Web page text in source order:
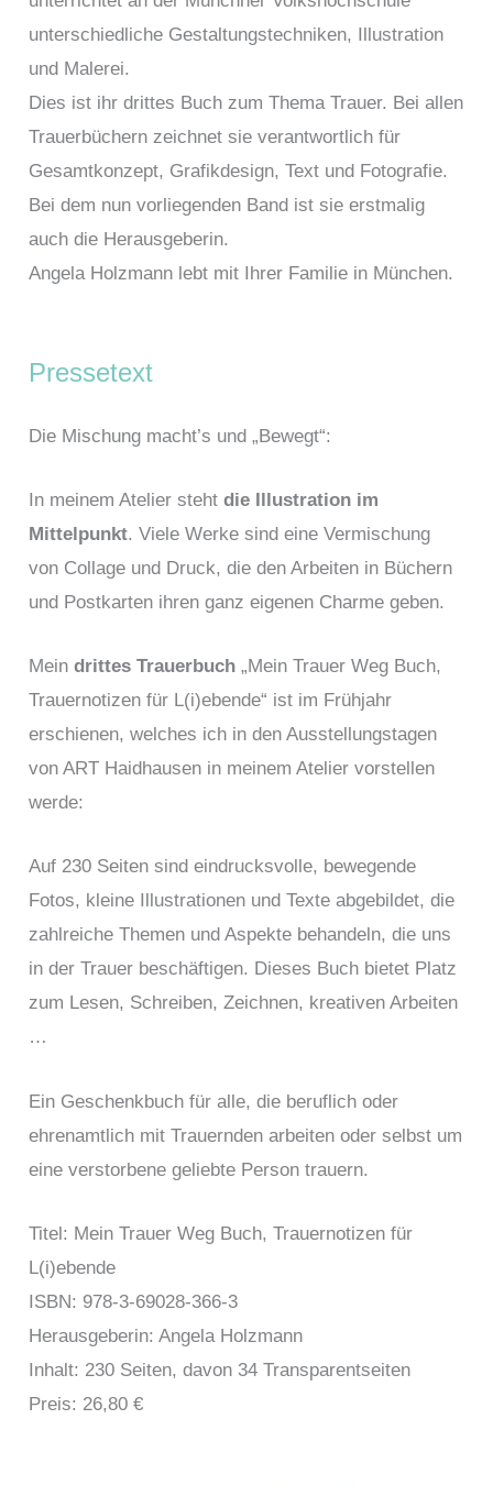
unterschiedliche Gestaltungstechniken, Illustration
und Malerei.
Dies ist ihr drittes Buch zum Thema Trauer. Bei allen
Trauerbüchern zeichnet sie verantwortlich für
Gesamtkonzept, Grafikdesign, Text und Fotografie.
Bei dem nun vorliegenden Band ist sie erstmalig
auch die Herausgeberin.
Angela Holzmann lebt mit Ihrer Familie in München.
Pressetext
Die Mischung macht’s und „Bewegt“:
In meinem Atelier stehtdie Illustration im
Mittelpunkt. Viele Werke sind eine Vermischung
von Collage und Druck, die den Arbeiten in Büchern
und Postkarten ihren ganz eigenen Charme geben.
Meindrittes Trauerbuch„Mein Trauer Weg Buch,
Trauernotizen für L(i)ebende“ ist im Frühjahr
erschienen, welches ich in den Ausstellungstagen
von ART Haidhausen in meinem Atelier vorstellen
werde:
Auf 230 Seiten sind eindrucksvolle, bewegende
Fotos, kleine Illustrationen und Texte abgebildet, die
zahlreiche Themen und Aspekte behandeln, die uns
in der Trauer beschäftigen. Dieses Buch bietet Platz
zum Lesen, Schreiben, Zeichnen, kreativen Arbeiten
…
Ein Geschenkbuch für alle, die beruflich oder
ehrenamtlich mit Trauernden arbeiten oder selbst um
eine verstorbene geliebte Person trauern.
Titel: Mein Trauer Weg Buch, Trauernotizen für
L(i)ebende
ISBN: 978-3-69028-366-3
Herausgeberin: Angela Holzmann
Inhalt: 230 Seiten, davon 34 Transparentseiten
Preis: 26,80 €